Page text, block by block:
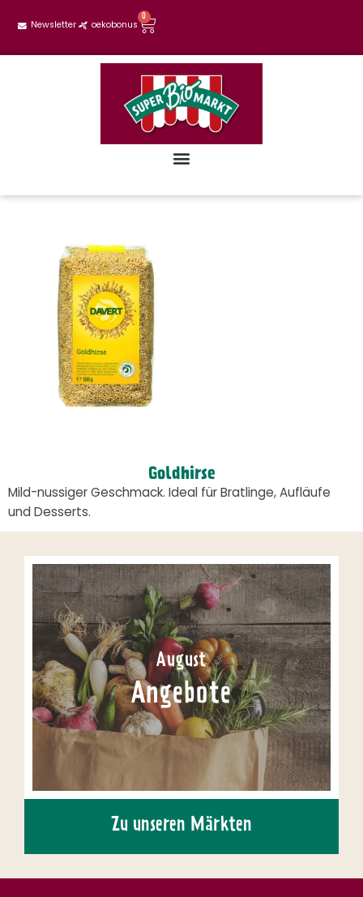
Newsletter oekobonus
0
Goldhirse
Mild-nussiger Geschmack. Ideal für Bratlinge, Aufläufe
und Desserts.
August
Angebote
Zu unseren Märkten